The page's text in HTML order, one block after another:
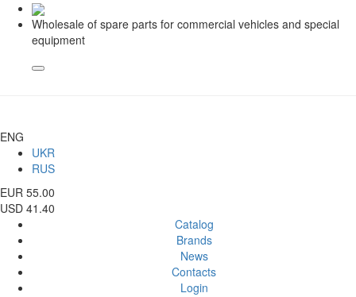
Wholesale of spare parts for commercial vehicles and special
equipment
ENG
UKR
RUS
EUR 55.00
USD 41.40
Catalog
Brands
News
Contacts
Login